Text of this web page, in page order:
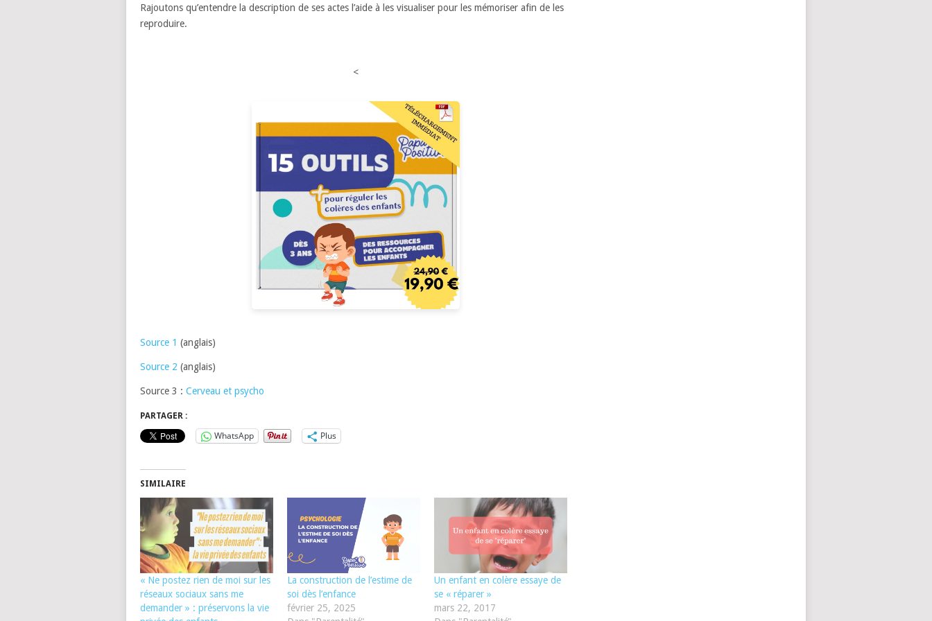
Rajoutons qu’entendre la description de ses actes l’aide à les visualiser pour les mémoriser afin de les
reproduire.
<
Source 1 (anglais)
Source 2 (anglais)
Source 3 : Cerveau et psycho
PARTAGER :
WhatsApp Plus
SIMILAIRE
« Ne postez rien de moi sur les
réseaux sociaux sans me
demander » : préservons la vie
La construction de l’estime de
soi dès l’enfance
février 25, 2025
Un enfant en colère essaye de
se « réparer »
mars 22, 2017